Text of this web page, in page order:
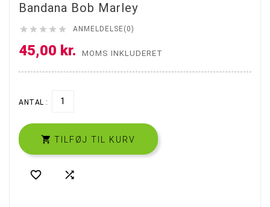
Bandana Bob Marley
     ANMELDELSE(0)
45,00 kr. MOMS INKLUDERET
ANTAL :
 TILFØJ TIL KURV
 